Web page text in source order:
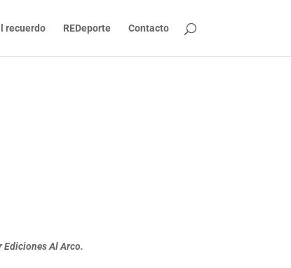
recuerdo REDeporte Contacto
Ediciones Al Arco.